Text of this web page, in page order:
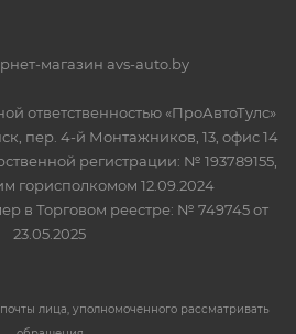
магазин avs-auto.by
ответственностью «ПроАвтоТулс»
пер. 4-й Монтажников, 13, офис 14
регистрации: № 193789155,
горисполкомом 12.09.2024
в Торговом реестре: № 749745 от
23.05.2025
лица, уполномоченного рассматривать